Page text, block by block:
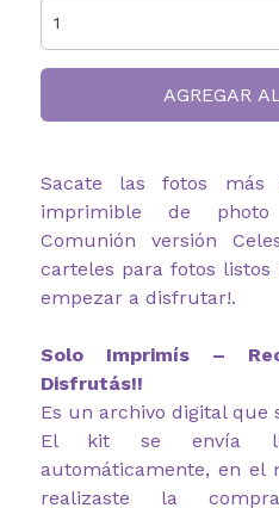
AGREGAR
Sacate las fotos
imprimible de
Comunión versión
carteles para fotos
empezar a disfrutar!.
Solo Imprimís –
Disfrutás!!
Es un archivo digital que
El kit se envía
automáticamente, en el
realizaste la